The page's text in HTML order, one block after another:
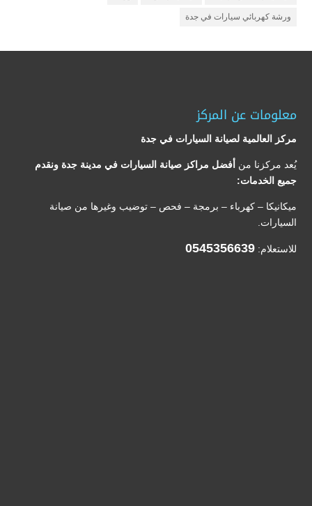
ورشة كهربائي سيارات في جدة
معلومات عن المركز
مركز العالمية لصيانة السيارات في جدة
يُعد مركزنا من أفضل مراكز صيانة السيارات في مدينة جدة ونقدم
جميع الخدمات:
ميكانيكا – كهرباء – برمجة – فحص – توضيب وغيرها من صيانة
السيارات.
للاستعلام: 0545356639